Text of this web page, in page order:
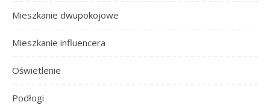
Mieszkanie dwupokojowe
Mieszkanie influencera
Oświetlenie
Podłogi